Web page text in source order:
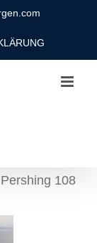
Pershing 108